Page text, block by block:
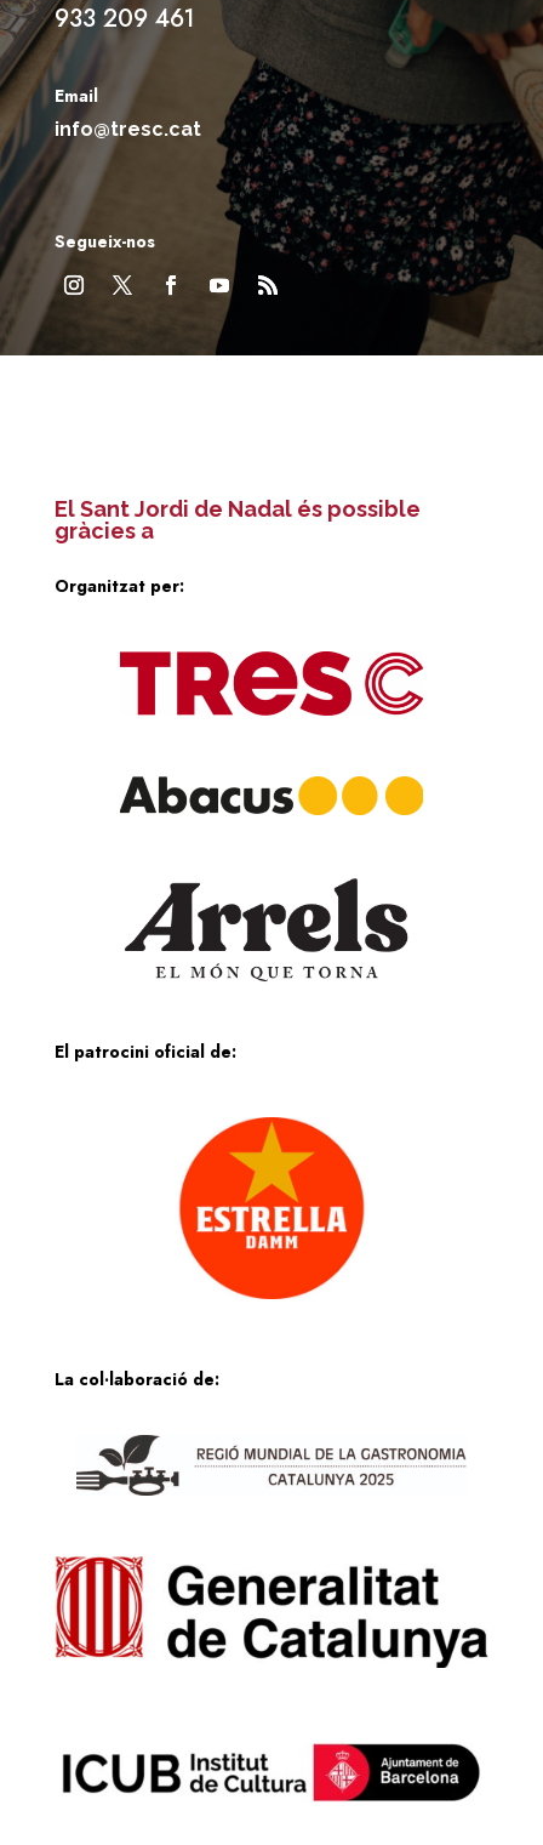
933 209 461
Email
info@tresc.cat
Segueix-nos
El Sant Jordi de Nadal és possible
gràcies a
Organitzat per:
El patrocini oficial de:
La col·laboració de: